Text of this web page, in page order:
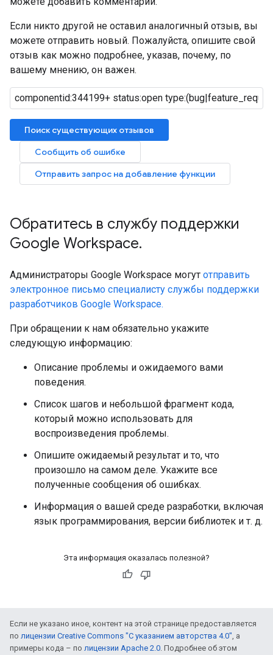
Если никто другой не оставил аналогичный отзыв, вы
можете отправить новый. Пожалуйста, опишите свой
отзыв как можно подробнее, указав, почему, по
вашему мнению, он важен.
Поиск существующих отзывов
Сообщить об ошибке
Отправить запрос на добавление функции
Обратитесь в службу поддержки
Google Workspace.
Администраторы Google Workspace могут отправить
электронное письмо специалисту службы поддержки
разработчиков Google Workspace.
При обращении к нам обязательно укажите
следующую информацию:
Описание проблемы и ожидаемого вами
поведения.
Список шагов и небольшой фрагмент кода,
который можно использовать для
воспроизведения проблемы.
Опишите ожидаемый результат и то, что
произошло на самом деле. Укажите все
полученные сообщения об ошибках.
Информация о вашей среде разработки, включая
язык программирования, версии библиотек и т. д.
Эта информация оказалась полезной?
Если не указано иное, контент на этой странице предоставляется
по лицензии Creative Commons "С указанием авторства 4.0", а
примеры кода – по лицензии Apache 2.0. Подробнее об этом